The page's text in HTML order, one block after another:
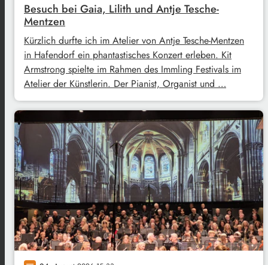
Besuch bei Gaia, Lilith und Antje Tesche-
Mentzen
Kürzlich durfte ich im Atelier von Antje Tesche-Mentzen
in Hafendorf ein phantastisches Konzert erleben. Kit
Armstrong spielte im Rahmen des Immling Festivals im
Atelier der Künstlerin. Der Pianist, Organist und …